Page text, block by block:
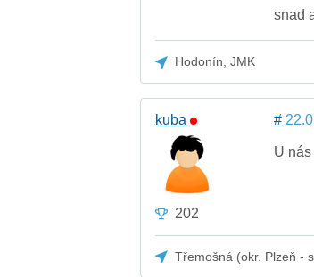
snad
Hodonín, JMK
kuba
202
#
U
Třemošná (okr. Plzeň -